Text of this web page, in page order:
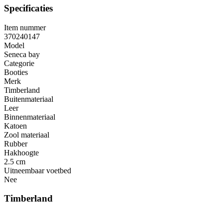
Specificaties
Item nummer
370240147
Model
Seneca bay
Categorie
Booties
Merk
Timberland
Buitenmateriaal
Leer
Binnenmateriaal
Katoen
Zool materiaal
Rubber
Hakhoogte
2.5 cm
Uitneembaar voetbed
Nee
Timberland